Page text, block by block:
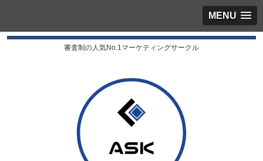
MENU
審査制の人気No.1マーケティングサークル